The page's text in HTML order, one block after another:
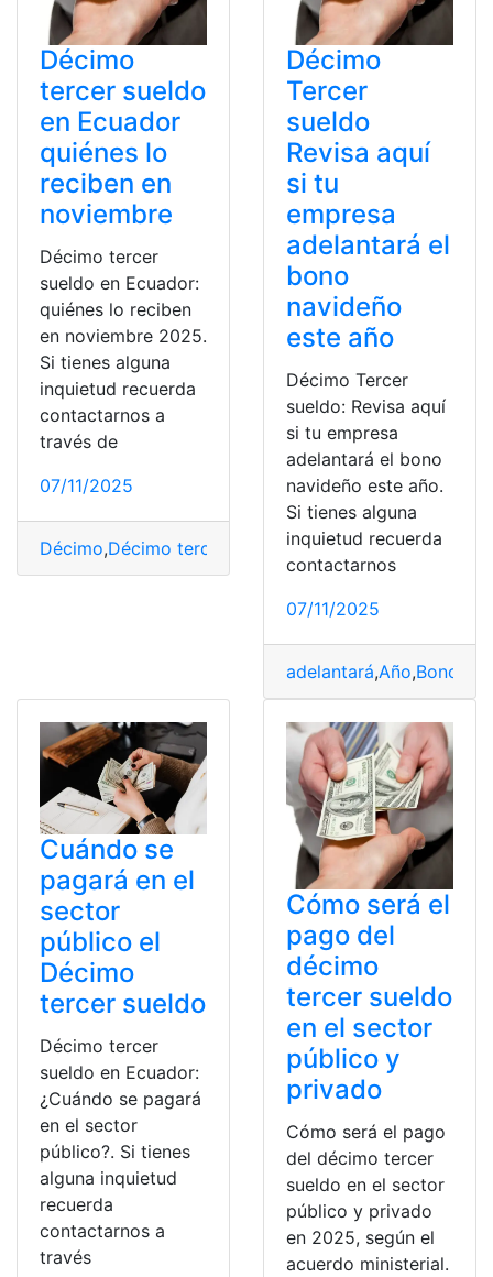
Décimo
tercer sueldo
en Ecuador
quiénes lo
reciben en
noviembre
Décimo tercer
sueldo en Ecuador:
quiénes lo reciben
en noviembre 2025.
Si tienes alguna
inquietud recuerda
contactarnos a
través de
07/11/2025
Décimo,Décimo tercer sueldo ,Ecuador, Noviembre
Décimo
Tercer
sueldo
Revisa aquí
si tu
empresa
adelantará el
bono
navideño
este año
Décimo Tercer
sueldo: Revisa aquí
si tu empresa
adelantará el bono
navideño este año.
Si tienes alguna
inquietud recuerda
contactarnos
07/11/2025
adelantará,Año,Bono
Cuándo se
pagará en el
sector
público el
Décimo
tercer sueldo
Décimo tercer
sueldo en Ecuador:
¿Cuándo se pagará
en el sector
público?. Si tienes
alguna inquietud
recuerda
contactarnos a
través
Cómo será el
pago del
décimo
tercer sueldo
en el sector
público y
privado
Cómo será el pago
del décimo tercer
sueldo en el sector
público y privado
en 2025, según el
acuerdo ministerial.